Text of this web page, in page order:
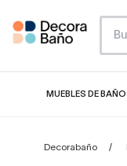
MUEBLES DE BAÑO
Decorabaño